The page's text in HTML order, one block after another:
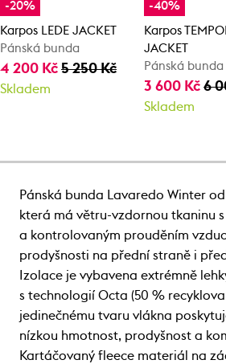
-20%
Karpos LEDE JACKET
Pánská bunda
4 200 Kč 5 250 Kč
Skladem
-40%
Karpos
JACKET
Pánská bunda
3 600 Kč6
Skladem
Pánská bunda Lavaredo Winter
která má větru-vzdornou tkaninu s
a kontrolovaným prouděním
prodyšnosti na přední straně i
Izolace je vybavena extrémně
s technologií Octa (50 %
jedinečnému tvaru vlákna
nízkou hmotnost, prodyšnost a
Kartáčovaný fleece materiál na